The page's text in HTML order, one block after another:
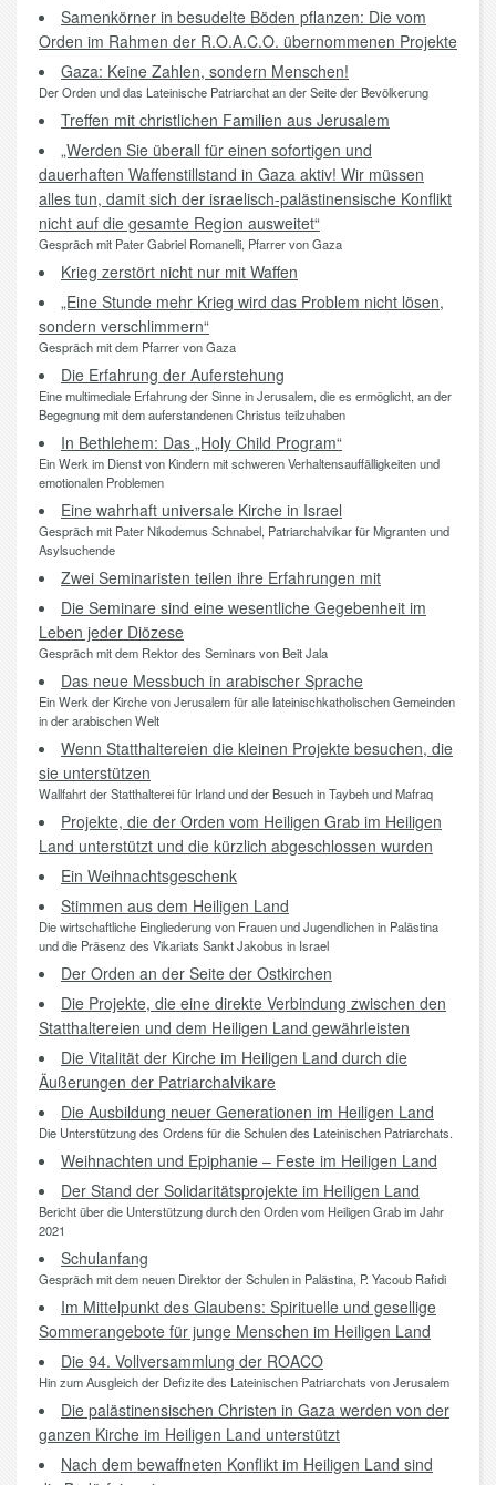
Samenkörner in besudelte Böden pflanzen: Die vom
Orden im Rahmen der R.O.A.C.O. übernommenen Projekte
Gaza: Keine Zahlen, sondern Menschen!
Der Orden und das Lateinische Patriarchat an der Seite der Bevölkerung
Treffen mit christlichen Familien aus Jerusalem
„Werden Sie überall für einen sofortigen und
dauerhaften Waffenstillstand in Gaza aktiv! Wir müssen
alles tun, damit sich der israelisch-palästinensische Konflikt
nicht auf die gesamte Region ausweitet“
Gespräch mit Pater Gabriel Romanelli, Pfarrer von Gaza
Krieg zerstört nicht nur mit Waffen
„Eine Stunde mehr Krieg wird das Problem nicht lösen,
sondern verschlimmern“
Gespräch mit dem Pfarrer von Gaza
Die Erfahrung der Auferstehung
Eine multimediale Erfahrung der Sinne in Jerusalem, die es ermöglicht, an der
Begegnung mit dem auferstandenen Christus teilzuhaben
In Bethlehem: Das „Holy Child Program“
Ein Werk im Dienst von Kindern mit schweren Verhaltensauffälligkeiten und
emotionalen Problemen
Eine wahrhaft universale Kirche in Israel
Gespräch mit Pater Nikodemus Schnabel, Patriarchalvikar für Migranten und
Asylsuchende
Zwei Seminaristen teilen ihre Erfahrungen mit
Die Seminare sind eine wesentliche Gegebenheit im
Leben jeder Diözese
Gespräch mit dem Rektor des Seminars von Beit Jala
Das neue Messbuch in arabischer Sprache
Ein Werk der Kirche von Jerusalem für alle lateinischkatholischen Gemeinden
in der arabischen Welt
Wenn Statthaltereien die kleinen Projekte besuchen, die
sie unterstützen
Wallfahrt der Statthalterei für Irland und der Besuch in Taybeh und Mafraq
Projekte, die der Orden vom Heiligen Grab im Heiligen
Land unterstützt und die kürzlich abgeschlossen wurden
Ein Weihnachtsgeschenk
Stimmen aus dem Heiligen Land
Die wirtschaftliche Eingliederung von Frauen und Jugendlichen in Palästina
und die Präsenz des Vikariats Sankt Jakobus in Israel
Der Orden an der Seite der Ostkirchen
Die Projekte, die eine direkte Verbindung zwischen den
Statthaltereien und dem Heiligen Land gewährleisten
Die Vitalität der Kirche im Heiligen Land durch die
Äußerungen der Patriarchalvikare
Die Ausbildung neuer Generationen im Heiligen Land
Die Unterstützung des Ordens für die Schulen des Lateinischen Patriarchats.
Weihnachten und Epiphanie – Feste im Heiligen Land
Der Stand der Solidaritätsprojekte im Heiligen Land
Bericht über die Unterstützung durch den Orden vom Heiligen Grab im Jahr
2021
Schulanfang
Gespräch mit dem neuen Direktor der Schulen in Palästina, P. Yacoub Rafidi
Im Mittelpunkt des Glaubens: Spirituelle und gesellige
Sommerangebote für junge Menschen im Heiligen Land
Die 94. Vollversammlung der ROACO
Hin zum Ausgleich der Defizite des Lateinischen Patriarchats von Jerusalem
Die palästinensischen Christen in Gaza werden von der
ganzen Kirche im Heiligen Land unterstützt
Nach dem bewaffneten Konflikt im Heiligen Land sind